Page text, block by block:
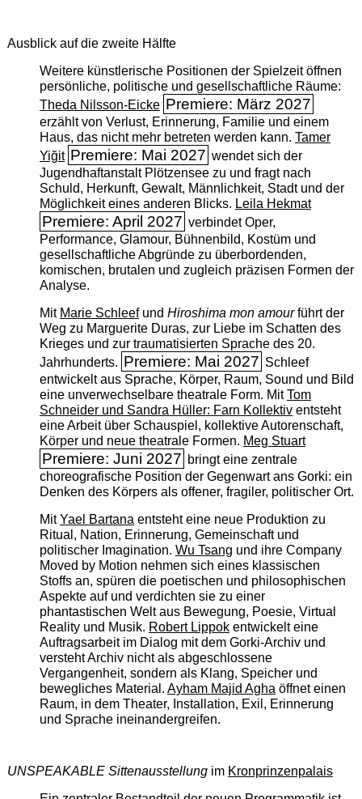
Ausblick auf die zweite Hälfte
Weitere künstlerische Positionen der Spielzeit öffnen
persönliche, politische und gesellschaftliche Räume:
Theda Nilsson-Eicke Premiere: März 2027
erzählt von Verlust, Erinnerung, Familie und einem
Haus, das nicht mehr betreten werden kann. Tamer
Yiğit Premiere: Mai 2027 wendet sich der
Jugendhaftanstalt Plötzensee zu und fragt nach
Schuld, Herkunft, Gewalt, Männlichkeit, Stadt und der
Möglichkeit eines anderen Blicks. Leila Hekmat
Premiere: April 2027 verbindet Oper,
Performance, Glamour, Bühnenbild, Kostüm und
gesellschaftliche Abgründe zu überbordenden,
komischen, brutalen und zugleich präzisen Formen der
Analyse.
Mit Marie Schleefund Hiroshima mon amourführt der
Weg zu Marguerite Duras, zur Liebe im Schatten des
Krieges und zur traumatisierten Sprache des 20.
Jahrhunderts. Premiere: Mai 2027 Schleef
entwickelt aus Sprache, Körper, Raum, Sound und Bild
eine unverwechselbare theatrale Form. MitTom
Schneider und Sandra Hüller: Farn Kollektiventsteht
eine Arbeit über Schauspiel, kollektive Autorenschaft,
Körper und neue theatrale Formen. Meg Stuart
Premiere: Juni 2027 bringt eine zentrale
choreografische Position der Gegenwart ans Gorki: ein
Denken des Körpers als offener, fragiler, politischer Ort.
MitYael Bartanaentsteht eine neue Produktion zu
Ritual, Nation, Erinnerung, Gemeinschaft und
politischer Imagination. Wu Tsang und ihre Company
Moved by Motion nehmen sich eines klassischen
Stoffs an, spüren die poetischen und philosophischen
Aspekte auf und verdichten sie zu einer
phantastischen Welt aus Bewegung, Poesie, Virtual
Reality und Musik. Robert Lippokentwickelt eine
Auftragsarbeit im Dialog mit dem Gorki-Archiv und
versteht Archiv nicht als abgeschlossene
Vergangenheit, sondern als Klang, Speicher und
bewegliches Material. Ayham Majid Aghaöffnet einen
Raum, in dem Theater, Installation, Exil, Erinnerung
und Sprache ineinandergreifen.
UNSPEAKABLE Sittenausstellungim Kronprinzenpalais